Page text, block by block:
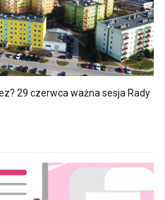
29 czerwca ważna sesja Rady